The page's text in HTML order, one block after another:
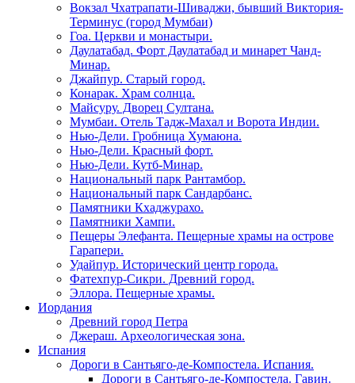
Вокзал Чхатрапати-Шиваджи, бывший Виктория-
Терминус (город Мумбаи)
Гоа. Церкви и монастыри.
Даулатабад. Форт Даулатабад и минарет Чанд-
Минар.
Джайпур. Старый город.
Конарак. Храм солнца.
Майсуру. Дворец Султана.
Мумбаи. Отель Тадж-Махал и Ворота Индии.
Нью-Дели. Гробница Хумаюна.
Нью-Дели. Красный форт.
Нью-Дели. Кутб-Минар.
Национальный парк Рантамбор.
Национальный парк Сандарбанс.
Памятники Кхаджурахо.
Памятники Хампи.
Пещеры Элефанта. Пещерные храмы на острове
Гарапери.
Удайпур. Исторический центр города.
Фатехпур-Сикри. Древний город.
Эллора. Пещерные храмы.
Иордания
Древний город Петра
Джераш. Археологическая зона.
Испания
Дороги в Сантьяго-де-Компостела. Испания.
Дороги в Сантьяго-де-Компостела. Гавин.